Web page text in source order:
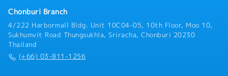
Chonburi Branch
4/222 Harbormall Bldg. Unit 10C04-05, 10th Floor, Moo 10,
Sukhumvit Road Thungsukhla, Sriracha, Chonburi 20230
Thailand
(+66) 03-811-1256